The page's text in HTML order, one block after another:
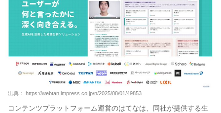
出典： https://webtan.impress.co.jp/n/2025/08/01/49853
コンテンツプラットフォーム運営のはてなは、同社が提供する生